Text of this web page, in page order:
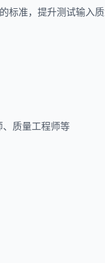
准，提升测试输入
质量工程师等